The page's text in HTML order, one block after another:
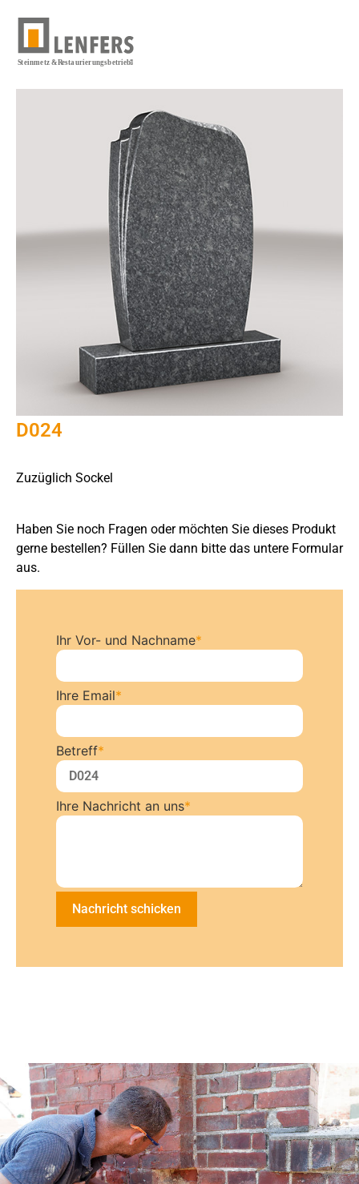
D024
Zuzüglich Sockel
Haben Sie noch Fragen oder möchten Sie dieses Produkt
gerne bestellen? Füllen Sie dann bitte das untere Formular
aus.
Ihr Vor- und Nachname*
Ihre Email*
Betreff*
Ihre Nachricht an uns*
Nachricht schicken